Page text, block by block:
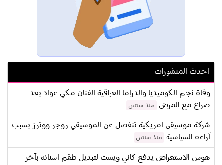
احدث المنشورات
وفاة نجم الكوميديا والدراما العراقية الفنان مكي عواد بعد
صراع مع المرض
منذ سنتين
شركة موسيقى امريكية تنفصل عن الموسيقي روجر ووترز بسبب
آراءه السياسية
منذ سنتين
هوس الاستعراض يدفع كاني ويست لتبديل طقم اسنانه بآخر